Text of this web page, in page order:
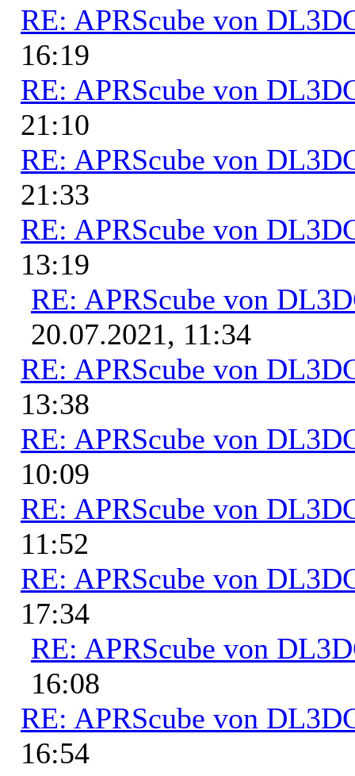
RE: APRScube von
16:19
RE: APRScube von
21:10
RE: APRScube von
21:33
RE: APRScube von
13:19
RE: APRScube von
20.07.2021, 11:34
RE: APRScube von
13:38
RE: APRScube von
10:09
RE: APRScube von
11:52
RE: APRScube von
17:34
RE: APRScube von
16:08
RE: APRScube von
16:54